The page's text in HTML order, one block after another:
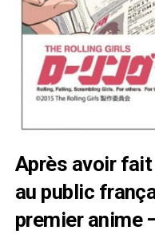
Après avoir
au public
premier anime